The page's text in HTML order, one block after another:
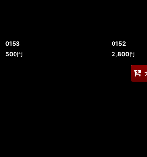
0153
500円
0152
2,800円